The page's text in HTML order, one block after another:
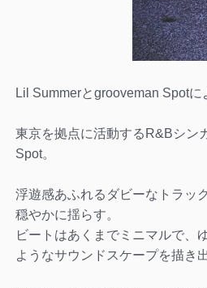
Lil Summerとgrooveman Spot
東京を拠点に活動するR&Bシン
Spot。
浮遊感あふれるダビーなトラッ
穏やかに揺らす。
ビートはあくまでミニマルで、
ようなサウンドスケープを描き